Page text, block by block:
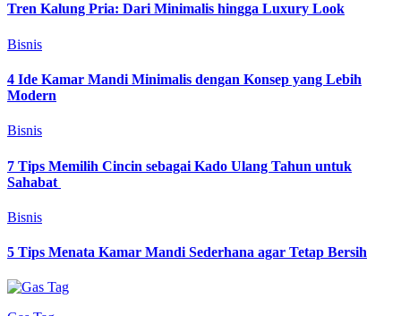
Tren Kalung Pria: Dari Minimalis hingga Luxury Look
Bisnis
4 Ide Kamar Mandi Minimalis dengan Konsep yang Lebih
Modern
Bisnis
7 Tips Memilih Cincin sebagai Kado Ulang Tahun untuk
Sahabat
Bisnis
5 Tips Menata Kamar Mandi Sederhana agar Tetap Bersih